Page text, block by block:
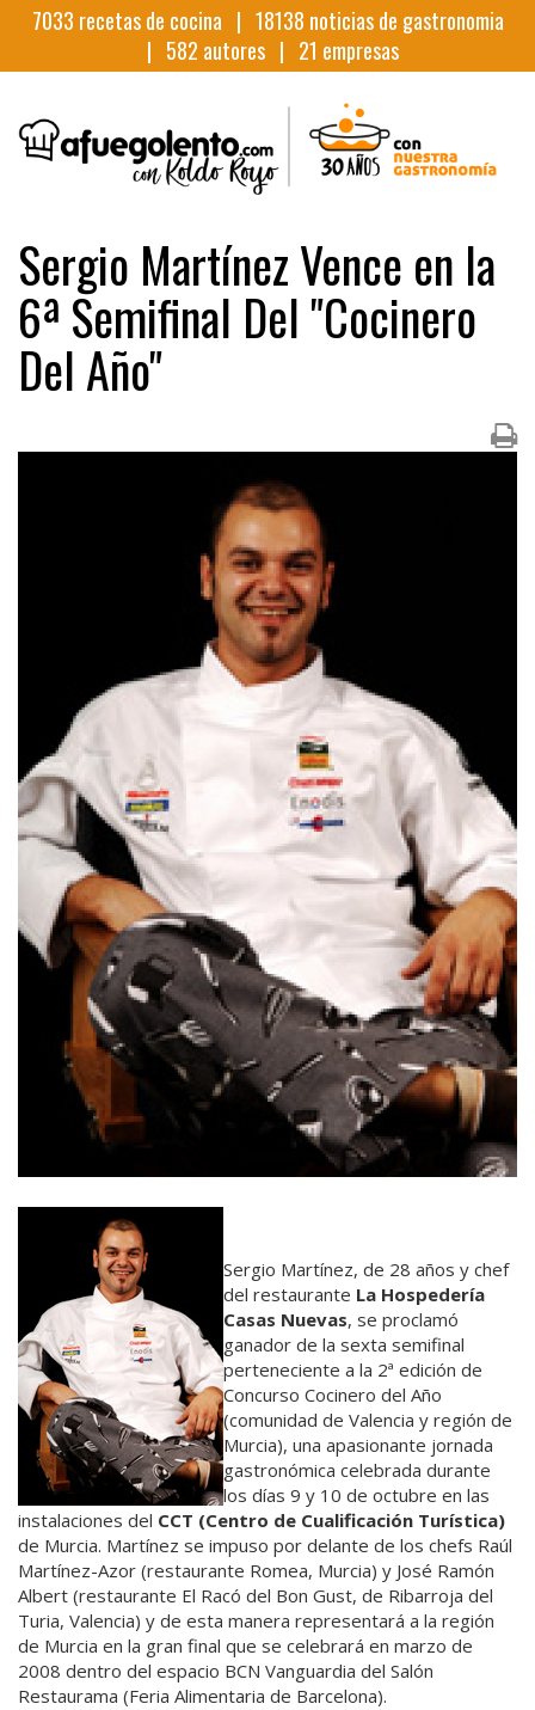
7033 recetas de cocina | 18138 noticias de gastronomia
| 582 autores | 21 empresas
Sergio Martínez Vence en la
6ª Semifinal Del "Cocinero
Del Año"
Sergio Martínez, de 28 años y chef
del restaurante La Hospedería
Casas Nuevas, se proclamó
ganador de la sexta semifinal
perteneciente a la 2ª edición de
Concurso Cocinero del Año
(comunidad de Valencia y región de
Murcia), una apasionante jornada
gastronómica celebrada durante
los días 9 y 10 de octubre en las
instalaciones del CCT (Centro de Cualificación Turística)
de Murcia. Martínez se impuso por delante de los chefs Raúl
Martínez-Azor (restaurante Romea, Murcia) y José Ramón
Albert (restaurante El Racó del Bon Gust, de Ribarroja del
Turia, Valencia) y de esta manera representará a la región
de Murcia en la gran final que se celebrará en marzo de
2008 dentro del espacio BCN Vanguardia del Salón
Restaurama (Feria Alimentaria de Barcelona).